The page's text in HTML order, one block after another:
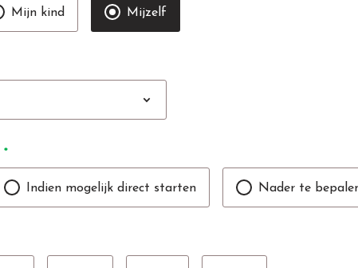
Mijn kind Mijzelf
expand_more
*
Indien mogelijk direct starten Nader te